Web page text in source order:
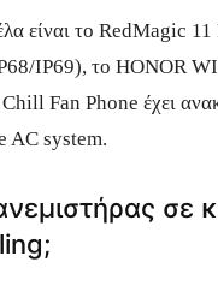
είναι το RedMagic 11
IP69), το HONOR
Fan Phone έχει
AC system.
σε